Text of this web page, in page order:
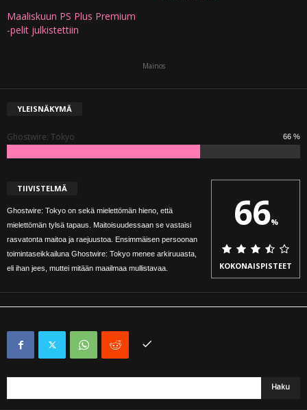
Maaliskuun PS Plus Premium
-pelit julkistettiin
Mainos
YLEISNÄKYMÄ
Ghostwire: Tokyo 66 %
TIIVISTELMÄ
Ghostwire: Tokyo on sekä mielettömän hieno, että
mielettömän tylsä tapaus. Maitoisuudessaan se vastaisi
rasvatonta maitoa ja raejuustoa. Ensimmäisen persoonan
toimintaseikkailuna Ghostwire: Tokyo menee arkiruuasta,
eli ihan jees, muttei mitään maailmaa mullistavaa.
66%
KOKONAISPISTEET